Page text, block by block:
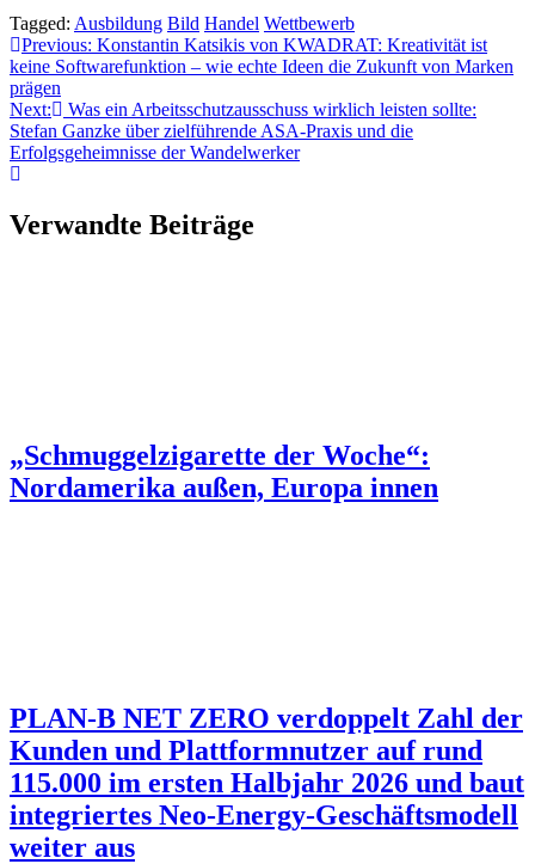
Tagged: Ausbildung Bild Handel Wettbewerb
Beitragsnavigation
Previous: Konstantin Katsikis von KWADRAT: Kreativität ist
keine Softwarefunktion – wie echte Ideen die Zukunft von Marken
prägen
Next:
Was ein Arbeitsschutzausschuss wirklich leisten sollte:
Stefan Ganzke über zielführende ASA-Praxis und die
Erfolgsgeheimnisse der Wandelwerker
Verwandte Beiträge
„Schmuggelzigarette der Woche“:
Nordamerika außen, Europa innen
PLAN-B NET ZERO verdoppelt Zahl der
Kunden und Plattformnutzer auf rund
115.000 im ersten Halbjahr 2026 und baut
integriertes Neo-Energy-Geschäftsmodell
weiter aus